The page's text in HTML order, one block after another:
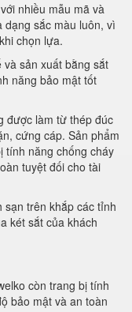
nhiều mẫu mã và
dạng sắc màu luôn, vì
chọn lựa.
và sản xuất bằng sắt
năng bảo mật tốt
được làm từ thép đúc
cứng cáp. Sản phẩm
tính năng chống cháy
tuyệt đối cho tài
trên khắp các tỉnh
két sắt của khách
còn trang bị tính
bảo mật và an toàn